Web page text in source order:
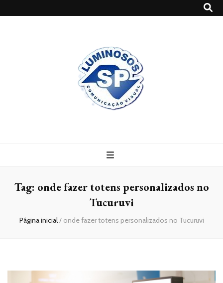
Tag: onde fazer totens personalizados no
Tucuruvi
Página inicial/ onde fazer totens personalizados no Tucuruvi